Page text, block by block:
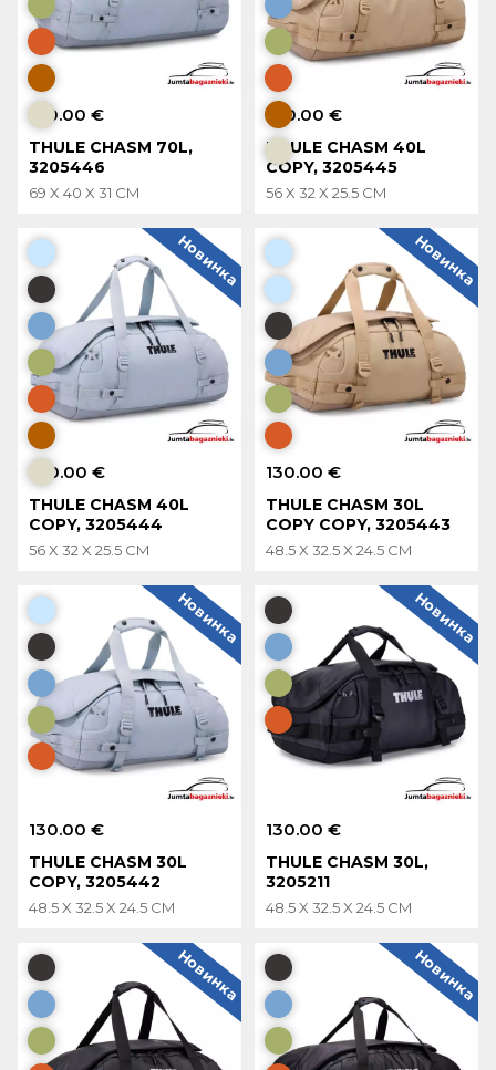
170.00 €
THULE CHASM 70L,
3205446
69 X 40 X 31 CM
140.00 €
THULE CHASM 40L
COPY, 3205445
56 X 32 X 25.5 CM
140.00 €
THULE CHASM 40L
COPY, 3205444
56 X 32 X 25.5 CM
Новинка
130.00 €
THULE CHASM 30L
COPY COPY, 3205443
48.5 X 32.5 X 24.5 CM
Новинка
130.00 €
THULE CHASM 30L
COPY, 3205442
48.5 X 32.5 X 24.5 CM
Новинка
130.00 €
THULE CHASM 30L,
3205211
48.5 X 32.5 X 24.5 CM
Новинка
Новинка Новинка